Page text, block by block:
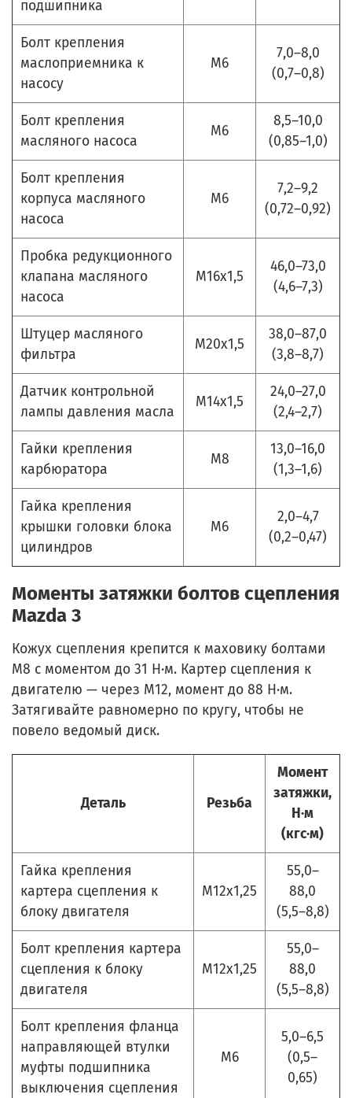
подшипника
Болт крепления
маслоприемника к
насосу
М6
7,0–8,0
(0,7–0,8)
Болт крепления
масляного насоса
М6
8,5–10,0
(0,85–1,0)
Болт крепления
корпуса масляного
насоса
М6
7,2–9,2
(0,72–0,92)
Пробка редукционного
клапана масляного
насоса
М16х1,5
46,0–73,0
(4,6–7,3)
Штуцер масляного
фильтра
М20х1,5
38,0–87,0
(3,8–8,7)
Датчик контрольной
лампы давления масла
М14х1,5
24,0–27,0
(2,4–2,7)
Гайки крепления
карбюратора
М8
13,0–16,0
(1,3–1,6)
Гайка крепления
крышки головки блока
цилиндров
М6
2,0–4,7
(0,2–0,47)
Моменты затяжки болтов сцепления
Mazda 3
Кожух сцепления крепится к маховику болтами
М8 с моментом до 31 Н·м. Картер сцепления к
двигателю — через М12, момент до 88 Н·м.
Затягивайте равномерно по кругу, чтобы не
повело ведомый диск.
Деталь Резьба
Момент
затяжки,
Н·м
(кгс·м)
Гайка крепления
картера сцепления к
блоку двигателя
М12х1,25
55,0–
88,0
(5,5–8,8)
Болт крепления картера
сцепления к блоку
двигателя
М12х1,25
55,0–
88,0
(5,5–8,8)
Болт крепления фланца
направляющей втулки
муфты подшипника
выключения сцепления
М6
5,0–6,5
(0,5–
0,65)